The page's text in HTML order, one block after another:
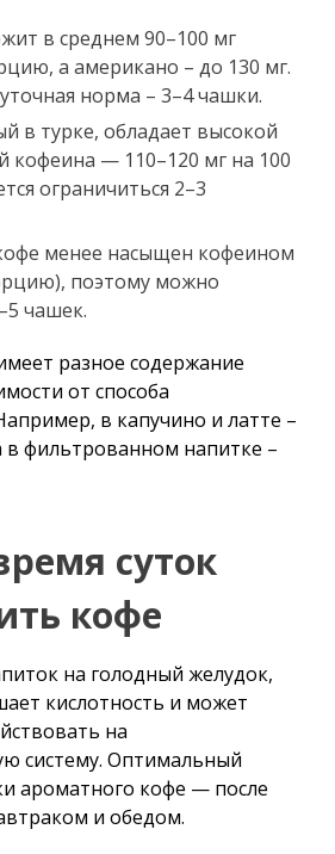
в среднем 90–100 мг
а американо – до 130 мг.
норма – 3–4 чашки.
в турке, обладает высокой
кофеина — 110–120 мг на 100
ограничиться 2–3
менее насыщен кофеином
поэтому можно
чашек.
разное содержание
от способа
в капучино и латте –
в фильтрованном напитке –
суток
кофе
на голодный желудок,
кислотность и может
на
систему. Оптимальный
ароматного кофе — после
и обедом.